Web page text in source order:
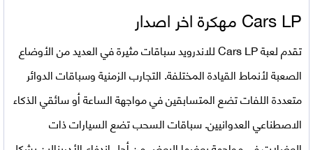
Cars LP مهكرة اخر اصدار
تقدم لعبة Cars LP للاندرويد سباقات مثيرة في العديد من الأوضاع
الصعبة لأنماط القيادة المختلفة. التجارب الزمنية وسباقات الدوائر
متعددة اللفات تضع المتسابقين في مواجهة الساعة أو سائقي الذكاء
الاصطناعي العدوانيين. سباقات السحب تضع السيارات ذات